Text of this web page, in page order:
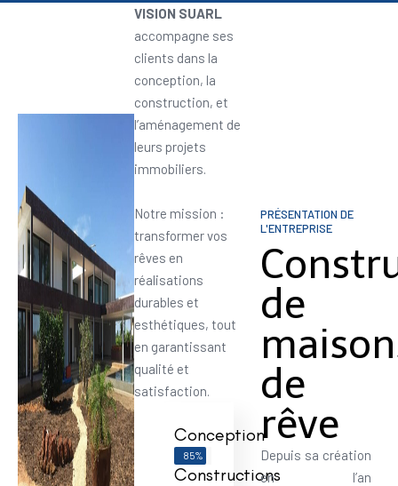
VISION SUARL
accompagne ses
clients dans la
conception, la
construction, et
l’aménagement de
leurs projets
immobiliers.
Notre mission :
transformer vos
rêves en
réalisations
durables et
esthétiques, tout
en garantissant
qualité et
satisfaction.
Conception
85%
Constructions
PRÉSENTATION DE
L'ENTREPRISE
de
de
rêve
Depuis sa création
en l’an